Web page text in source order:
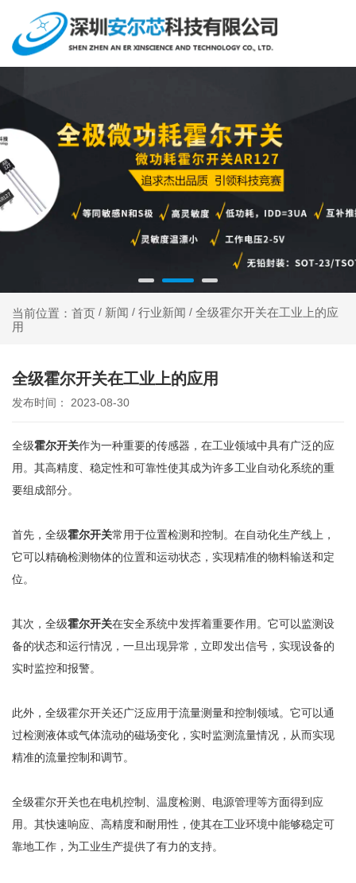
当前位置：首页 / 新闻 / 行业新闻 / 全级霍尔开关在工业上的应
用
全级霍尔开关在工业上的应用
发布时间： 2023-08-30
全级霍尔开关作为一种重要的传感器，在工业领域中具有广泛的应
用。其高精度、稳定性和可靠性使其成为许多工业自动化系统的重
要组成部分。
首先，全级霍尔开关常用于位置检测和控制。在自动化生产线上，
它可以精确检测物体的位置和运动状态，实现精准的物料输送和定
位。
其次，全级霍尔开关在安全系统中发挥着重要作用。它可以监测设
备的状态和运行情况，一旦出现异常，立即发出信号，实现设备的
实时监控和报警。
此外，全级霍尔开关还广泛应用于流量测量和控制领域。它可以通
过检测液体或气体流动的磁场变化，实时监测流量情况，从而实现
精准的流量控制和调节。
全级霍尔开关也在电机控制、温度检测、电源管理等方面得到应
用。其快速响应、高精度和耐用性，使其在工业环境中能够稳定可
靠地工作，为工业生产提供了有力的支持。